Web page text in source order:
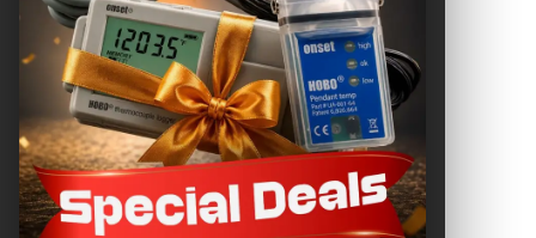
Brands
Service
Industries
Blogs